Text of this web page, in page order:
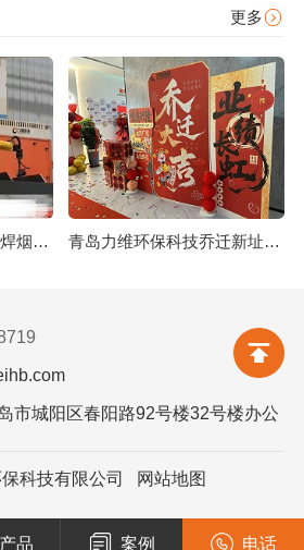
更多
央视聚焦！力维自循环焊烟净化器助力变压器巨头打造绿色智造新标杆 青岛力维环保科技乔迁新址：启航绿色发展新征程
市城阳区春阳路92号楼32号楼办公
科技有限公司 网站地图
产品 案例 电话